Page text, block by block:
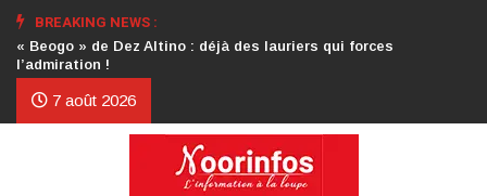
BREAKING NEWS :
Crise au CDP : l’authentification de la lettre du président
d’honneur toujours attendue
7 août 2026